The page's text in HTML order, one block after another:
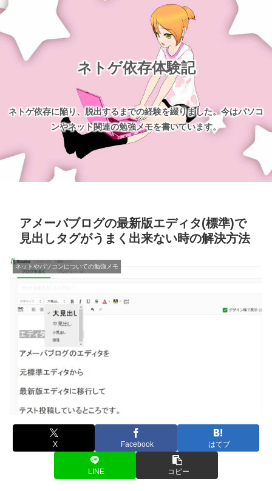
ネトゲ依存体験記
ネトゲ依存に陥り、脱出するまでの経験を綴りました。今はパソコ
ンやネット関連の勉強メモを書いています。
アメーバブログの最新版エディタ(標準)で
見出しタグがうまく出来ない時の解決方法
ネットやパソコンについての勉強メモ
X Facebook はてブ
LINE コピー